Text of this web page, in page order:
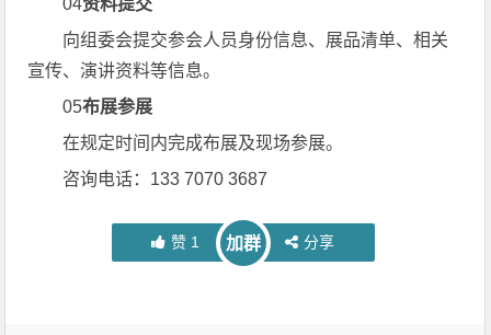
向组委会提交参会人员身份信息、展品清单、相关
宣传、演讲资料等信息。
05布展参展
在规定时间内完成布展及现场参展。
咨询电话：133 7070 3687
赞 1 加群 分享